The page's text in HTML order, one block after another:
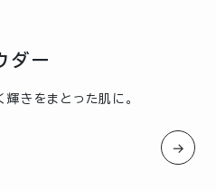
ダー
きをまとった肌に。
→